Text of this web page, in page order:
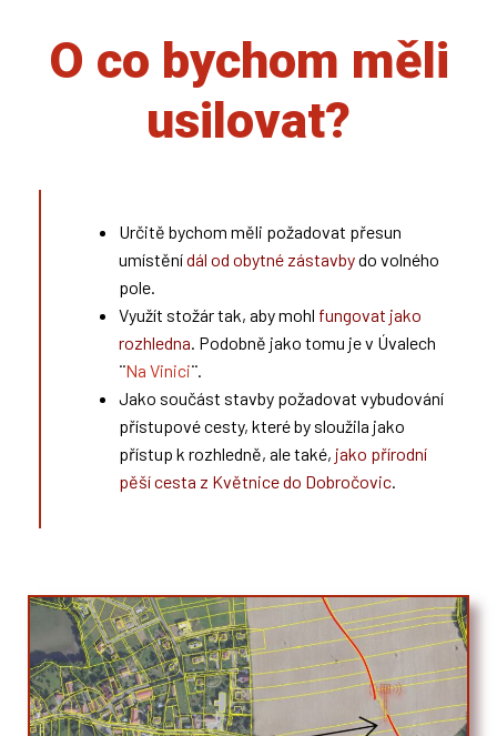
O co bychom měli
usilovat?
Určitě bychom měli požadovat přesun
umístěnídál od obytné zástavbydo volného
pole.
Využít stožár tak, aby mohl fungovat jako
rozhledna. Podobně jako tomu je v Úvalech
¨Na Vinici¨.
Jako součást stavby požadovat vybudování
přístupové cesty, které by sloužila jako
přístup k rozhledně, ale také, jako přírodní
pěší cesta z Květnice do Dobročovic.